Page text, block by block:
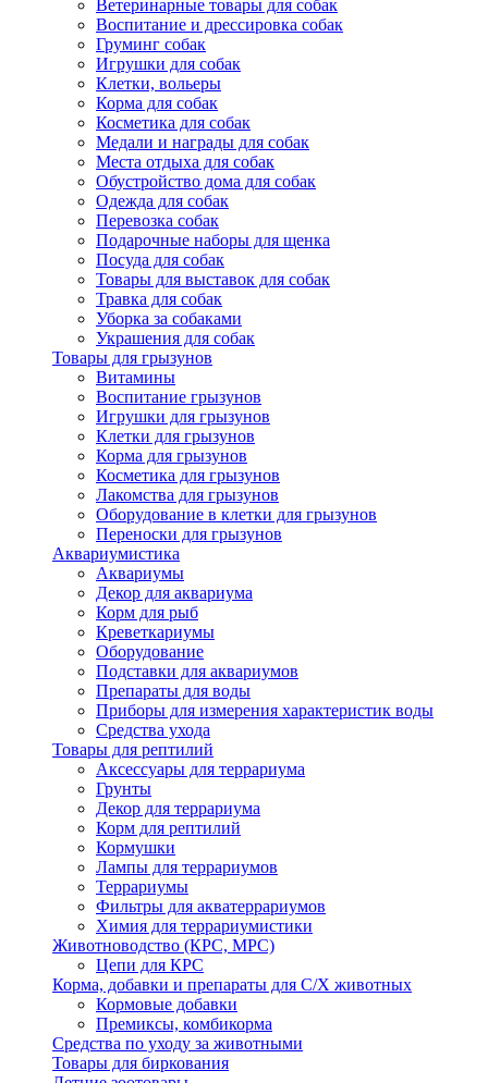
Ветеринарные товары для собак
Воспитание и дрессировка собак
Груминг собак
Игрушки для собак
Клетки, вольеры
Корма для собак
Косметика для собак
Медали и награды для собак
Места отдыха для собак
Обустройство дома для собак
Одежда для собак
Перевозка собак
Подарочные наборы для щенка
Посуда для собак
Товары для выставок для собак
Травка для собак
Уборка за собаками
Украшения для собак
Товары для грызунов
Витамины
Воспитание грызунов
Игрушки для грызунов
Клетки для грызунов
Корма для грызунов
Косметика для грызунов
Лакомства для грызунов
Оборудование в клетки для грызунов
Переноски для грызунов
Аквариумистика
Аквариумы
Декор для аквариума
Корм для рыб
Креветкариумы
Оборудование
Подставки для аквариумов
Препараты для воды
Приборы для измерения характеристик воды
Средства ухода
Товары для рептилий
Аксессуары для террариума
Грунты
Декор для террариума
Корм для рептилий
Кормушки
Лампы для террариумов
Террариумы
Фильтры для акватеррариумов
Химия для террариумистики
Животноводство (КРС, МРС)
Цепи для КРС
Корма, добавки и препараты для С/Х животных
Кормовые добавки
Премиксы, комбикорма
Средства по уходу за животными
Товары для биркования